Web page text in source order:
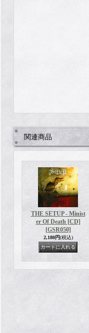
関連商品
THE SETUP - Minist
er Of Death [CD]
[GSR050]
2,180円(税込)